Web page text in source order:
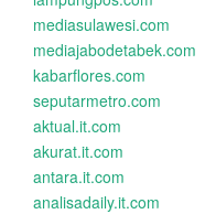
mediasulawesi.com
mediajabodetabek.com
kabarflores.com
seputarmetro.com
aktual.it.com
akurat.it.com
antara.it.com
analisadaily.it.com